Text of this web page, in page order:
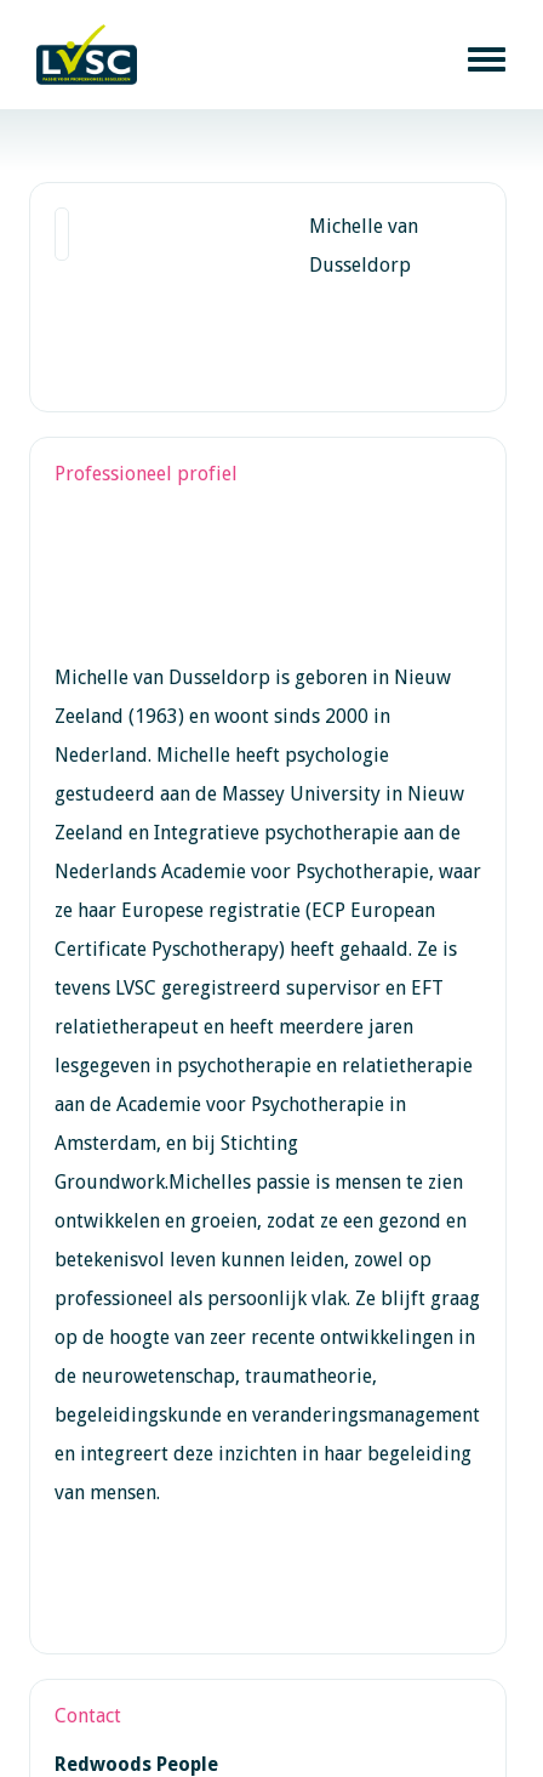
Michelle van
Dusseldorp
Professioneel profiel
Michelle van Dusseldorp is geboren in Nieuw
Zeeland (1963) en woont sinds 2000 in
Nederland. Michelle heeft psychologie
gestudeerd aan de Massey University in Nieuw
Zeeland en Integratieve psychotherapie aan de
Nederlands Academie voor Psychotherapie, waar
ze haar Europese registratie (ECP European
Certificate Pyschotherapy) heeft gehaald. Ze is
tevens LVSC geregistreerd supervisor en EFT
relatietherapeut en heeft meerdere jaren
lesgegeven in psychotherapie en relatietherapie
aan de Academie voor Psychotherapie in
Amsterdam, en bij Stichting
Groundwork.Michelles passie is mensen te zien
ontwikkelen en groeien, zodat ze een gezond en
betekenisvol leven kunnen leiden, zowel op
professioneel als persoonlijk vlak. Ze blijft graag
op de hoogte van zeer recente ontwikkelingen in
de neurowetenschap, traumatheorie,
begeleidingskunde en veranderingsmanagement
en integreert deze inzichten in haar begeleiding
van mensen.
Contact
Redwoods People